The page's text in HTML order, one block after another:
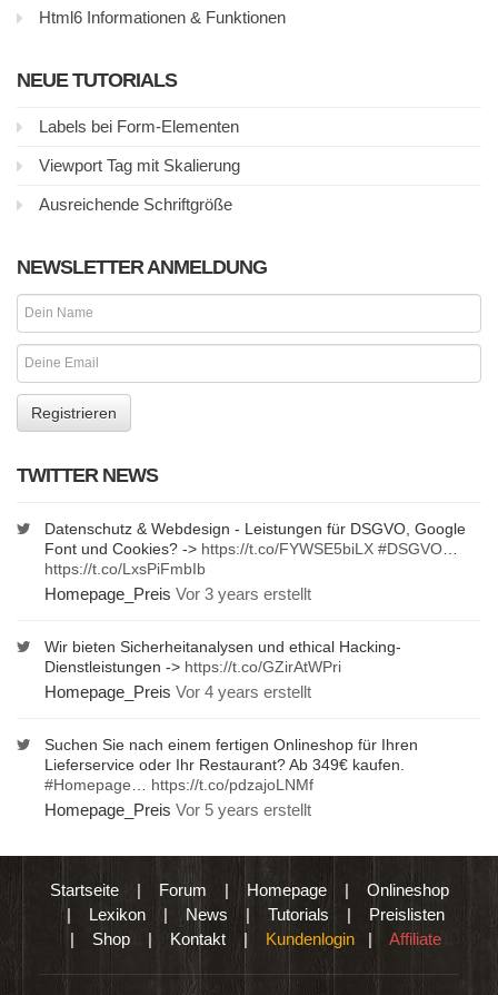
Html6 Informationen & Funktionen
NEUE TUTORIALS
Labels bei Form-Elementen
Viewport Tag mit Skalierung
Ausreichende Schriftgröße
NEWSLETTER ANMELDUNG
TWITTER NEWS
Datenschutz & Webdesign - Leistungen für DSGVO, Google
Font und Cookies? -> https://t.co/FYWSE5biLX #DSGVO
https://t.co/LxsPiFmbIb
Homepage_Preis Vor 3 years erstellt
Wir bieten Sicherheitanalysen und ethical Hacking-
Dienstleistungen -> https://t.co/GZirAtWPri
Homepage_Preis Vor 4 years erstellt
Suchen Sie nach einem fertigen Onlineshop für Ihren
Lieferservice oder Ihr Restaurant? Ab 349€ kaufen.
#Homepage
https://t.co/pdzajoLNMf
Homepage_Preis Vor 5 years erstellt
Startseite| Forum | Homepage| Onlineshop
| Lexikon | News | Tutorials | Preislisten
| Shop | Kontakt | Kundenlogin | Affiliate